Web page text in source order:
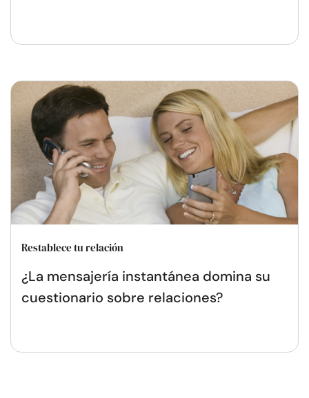
Restablece tu relación
¿La mensajería instantánea domina su
cuestionario sobre relaciones?